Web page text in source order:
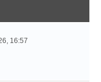
16:57